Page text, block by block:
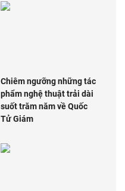
Chiêm ngưỡng những tác
phẩm nghệ thuật trải dài
suốt trăm năm về Quốc
Tử Giám